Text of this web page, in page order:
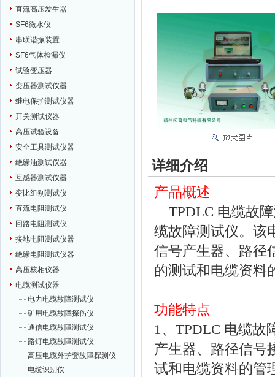
直流高压发生器
SF6微水仪
串联谐振装置
SF6气体检漏仪
试验变压器
变压器测试仪器
继电保护测试仪器
开关测试仪器
高压试验设备
安全工具测试仪器
绝缘油测试仪器
互感器测试仪器
变比组别测试仪
直流电阻测试仪
回路电阻测试仪
接地电阻测试仪器
绝缘电阻测试仪器
高压核相仪器
电缆测试仪器
电力电缆故障测试仪
矿用电缆故障探伤仪
通信电缆故障测试仪
路灯电缆故障测试仪
高压电缆外护套故障探测仪
电缆识别仪
详细介绍
产品概述
TPDLC 电缆故障
缆故障测试仪。该
信号产生器、路径
的测试和电缆资料
功能特点
1、TPDLC 电缆故
产生器、路径信号
试和电缆资料的管